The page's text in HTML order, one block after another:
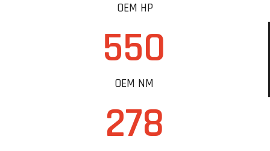
OEM HP
550
OEM NM
278